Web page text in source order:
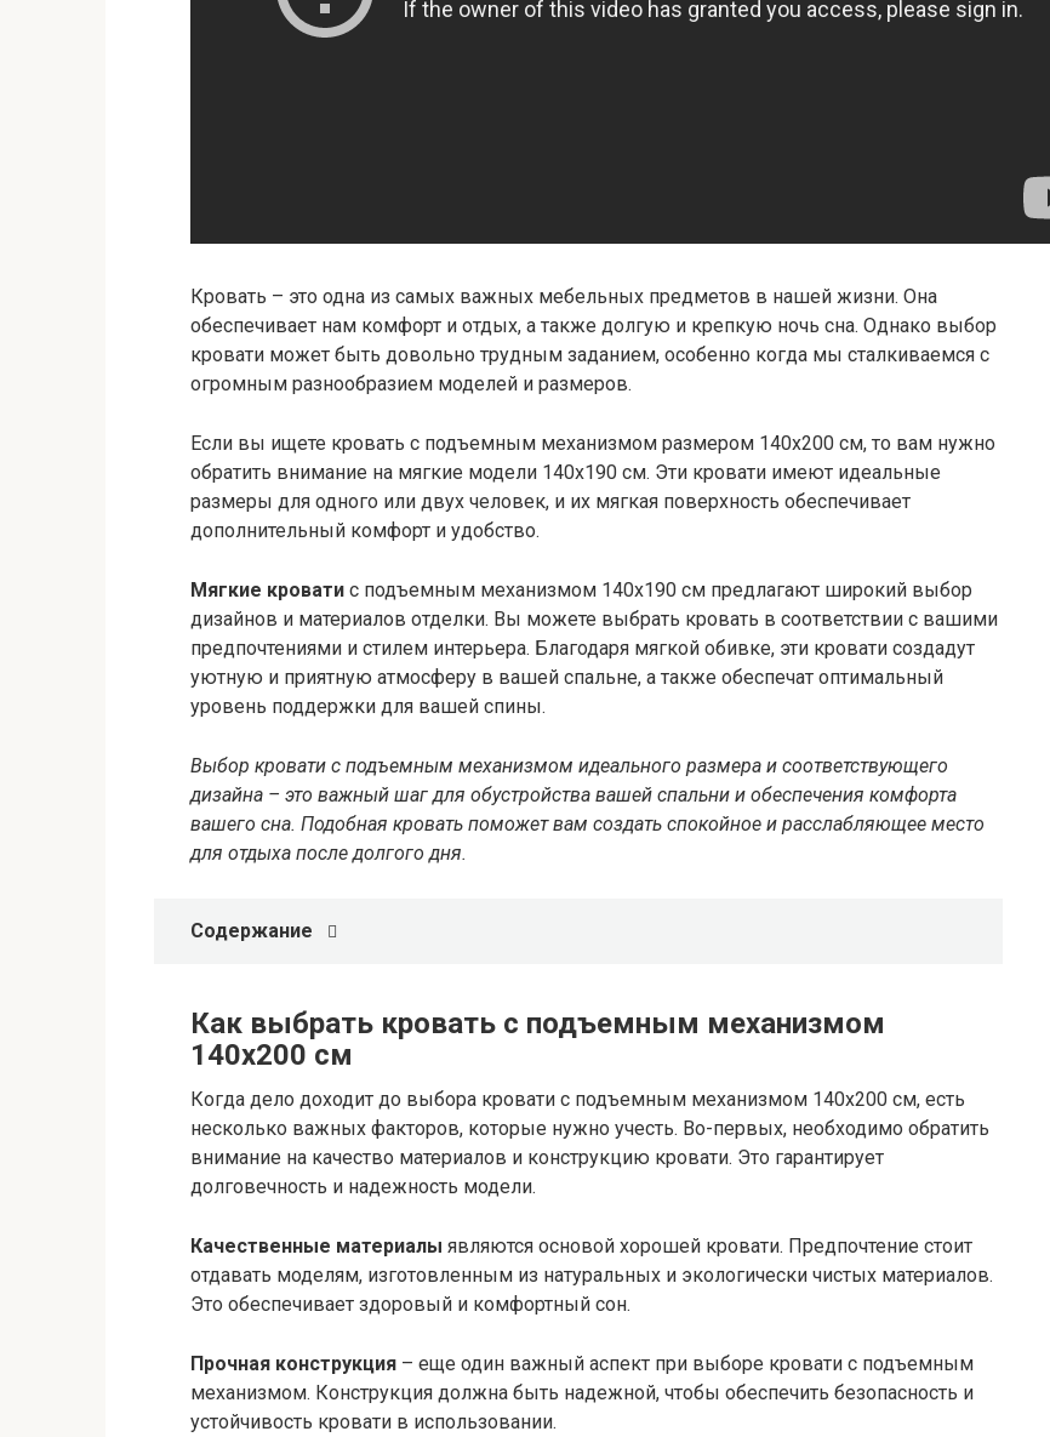
Кровать – это одна из самых важных мебельных предметов в нашей жизни. Она
обеспечивает нам комфорт и отдых, а также долгую и крепкую ночь сна. Однако выбор
кровати может быть довольно трудным заданием, особенно когда мы сталкиваемся с
огромным разнообразием моделей и размеров.
Если вы ищете кровать с подъемным механизмом размером 140х200 см, то вам нужно
обратить внимание на мягкие модели 140х190 см. Эти кровати имеют идеальные
размеры для одного или двух человек, и их мягкая поверхность обеспечивает
дополнительный комфорт и удобство.
Мягкие кровати с подъемным механизмом 140х190 см предлагают широкий выбор
дизайнов и материалов отделки. Вы можете выбрать кровать в соответствии с вашими
предпочтениями и стилем интерьера. Благодаря мягкой обивке, эти кровати создадут
уютную и приятную атмосферу в вашей спальне, а также обеспечат оптимальный
уровень поддержки для вашей спины.
Выбор кровати с подъемным механизмом идеального размера и соответствующего
дизайна – это важный шаг для обустройства вашей спальни и обеспечения комфорта
вашего сна. Подобная кровать поможет вам создать спокойное и расслабляющее место
для отдыха после долгого дня.
Содержание
Как выбрать кровать с подъемным механизмом
140х200 см
Когда дело доходит до выбора кровати с подъемным механизмом 140х200 см, есть
несколько важных факторов, которые нужно учесть. Во-первых, необходимо обратить
внимание на качество материалов и конструкцию кровати. Это гарантирует
долговечность и надежность модели.
Качественные материалы являются основой хорошей кровати. Предпочтение стоит
отдавать моделям, изготовленным из натуральных и экологически чистых материалов.
Это обеспечивает здоровый и комфортный сон.
Прочная конструкция – еще один важный аспект при выборе кровати с подъемным
механизмом. Конструкция должна быть надежной, чтобы обеспечить безопасность и
устойчивость кровати в использовании.